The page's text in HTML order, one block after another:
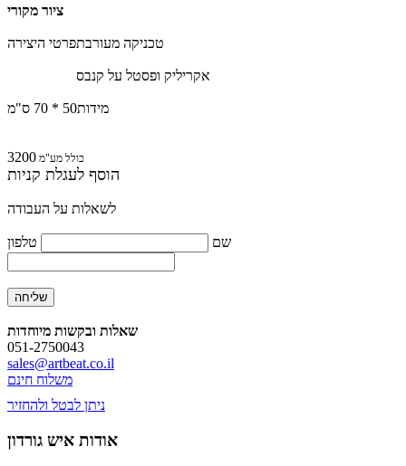
ציור מקורי
פרטי היצירהטכניקה מעורבת
אקריליק ופסטל על קנבס
מידות50 * 70 ס"מ
3200 כולל מע"מ
הוסף לעגלת קניות
לשאלות על העבודה
שם טלפון
שאלות ובקשות מיוחדות
051-2750043
sales@artbeat.co.il
משלוח חינם
ניתן לבטל ולהחזיר
אודות איש גורדון